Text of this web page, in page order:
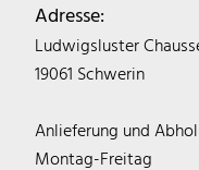
Adresse:
Ludwigsluster
19061 Schwerin
Anlieferung und
Montag-Freitag